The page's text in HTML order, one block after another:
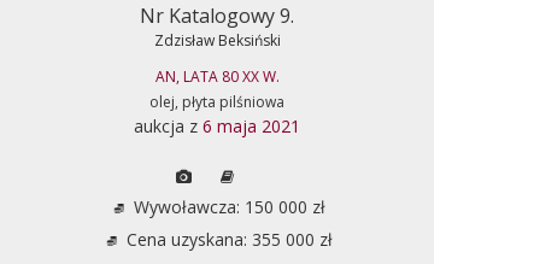
Nr Katalogowy 9.
Zdzisław Beksiński
AN, LATA 80 XX W.
olej, płyta pilśniowa
aukcja z 6 maja 2021
Wywoławcza: 150 000 zł
Cena uzyskana: 355 000 zł